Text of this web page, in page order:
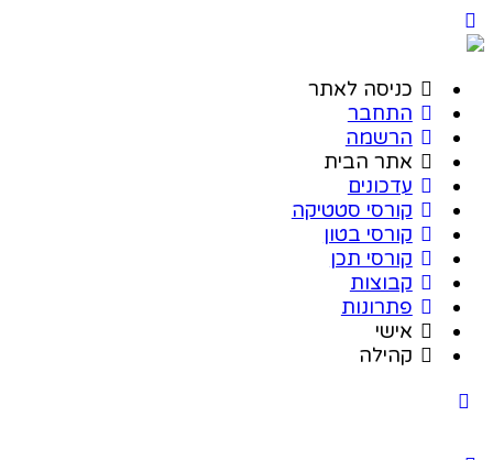
כניסה לאתר
התחבר
הרשמה
אתר הבית
עדכונים
קורסי סטטיקה
קורסי בטון
קורסי תכן
קבוצות
פתרונות
אישי
קהילה